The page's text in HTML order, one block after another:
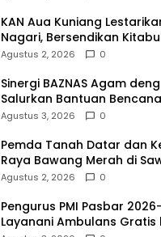
KAN Aua Kuniang
Nagari, Bersendikan
Agustus 2, 2026 0
Sinergi BAZNAS Agam
Salurkan Bantuan
Agustus 3, 2026 0
Pemda Tanah Datar dan
Raya Bawang Merah di
Agustus 2, 2026 0
Pengurus PMI Pasbar
Layanani Ambulans Gratis